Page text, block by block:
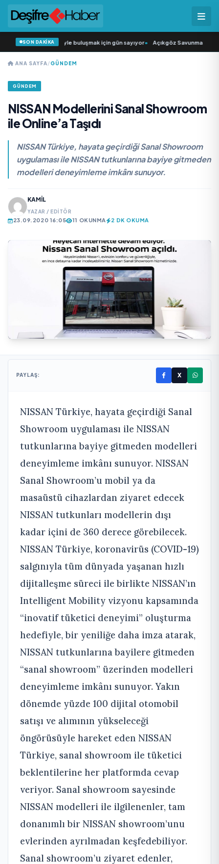
SON DAKİKA
Şarkıcısı” seyircisiyle buluşmak için gün sayıyor• Açıkgöz Savunma Sanayi
ANA SAYFA/GÜNDEM
GÜNDEM
NISSAN Modellerini Sanal Showroom
ile Online’a Taşıdı
NISSAN Türkiye, hayata geçirdiği Sanal Showroom
uygulaması ile NISSAN tutkunlarına bayiye gitmeden
modelleri deneyimleme imkânı sunuyor.
KAMIL
YAZAR / EDITÖR
23.09.2020 16:05 11 OKUNMA 2 DK OKUMA
PAYLAŞ: X
NISSAN Türkiye, hayata geçirdiği Sanal
Showroom uygulaması ile NISSAN
tutkunlarına bayiye gitmeden modelleri
deneyimleme imkânı sunuyor. NISSAN
Sanal Showroom’u mobil ya da
masaüstü cihazlardan ziyaret edecek
NISSAN tutkunları modellerin dışı
kadar içini de 360 derece görebilecek.
NISSAN Türkiye, koronavirüs (COVID-19)
salgınıyla tüm dünyada yaşanan hızlı
dijitalleşme süreci ile birlikte NISSAN’ın
Intelligent Mobility vizyonu kapsamında
“inovatif tüketici deneyimi” oluşturma
hedefiyle, bir yeniliğe daha imza atarak,
NISSAN tutkunlarına bayilere gitmeden
“sanal showroom” üzerinden modelleri
deneyimleme imkânı sunuyor. Yakın
dönemde yüzde 100 dijital otomobil
satışı ve alımının yükseleceği
öngörüsüyle hareket eden NISSAN
Türkiye, sanal showroom ile tüketici
beklentilerine her platformda cevap
veriyor. Sanal showroom sayesinde
NISSAN modelleri ile ilgilenenler, tam
donanımlı bir NISSAN showroom’unu
evlerinden ayrılmadan keşfedebiliyor.
Sanal showroom’u ziyaret edenler,